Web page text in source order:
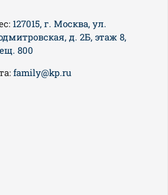
127015, г. Москва, ул.
д. 2Б, этаж 8,
800
family@kp.ru